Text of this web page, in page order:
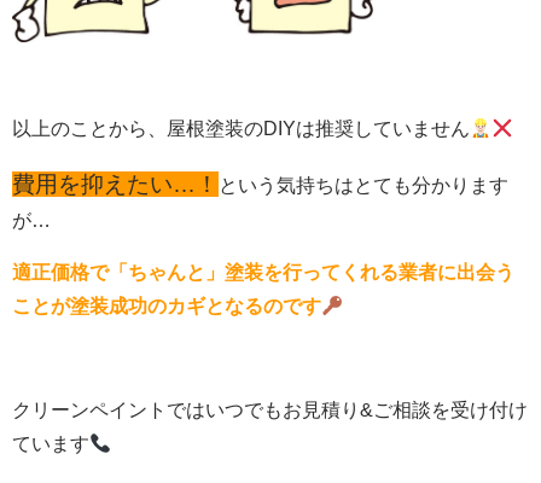
以上のことから、屋根塗装のDIYは推奨していません
費用を抑えたい…！ という気持ちはとても分かります
が…
適正価格で「ちゃんと」塗装を行ってくれる業者に出会う
ことが塗装成功のカギとなるのです
クリーンペイントではいつでもお見積り&ご相談を受け付け
ています